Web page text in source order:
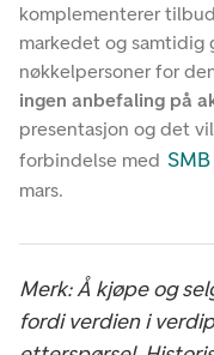
komplementerer
markedet og samtidig
nøkkelpersoner for
ingen anbefaling på
presentasjon og det
forbindelse med
mars.
Merk: Å kjøpe og
fordi verdien i